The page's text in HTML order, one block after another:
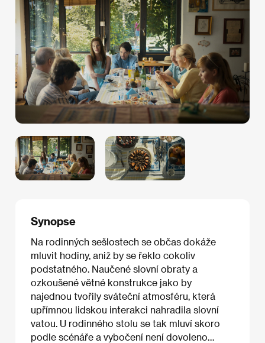
Synopse
Na rodinných sešlostech se občas dokáže
mluvit hodiny, aniž by se řeklo cokoliv
podstatného. Naučené slovní obraty a
ozkoušené větné konstrukce jako by
najednou tvořily sváteční atmosféru, která
upřímnou lidskou interakci nahradila slovní
vatou. U rodinného stolu se tak mluví skoro
podle scénáře a vybočení není dovoleno…